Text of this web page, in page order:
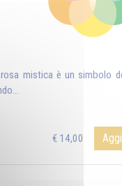
mistica è un simbolo
€ 14,00